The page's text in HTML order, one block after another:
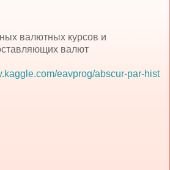
валютных курсов и
валют
eavprog/abscur-par-hist